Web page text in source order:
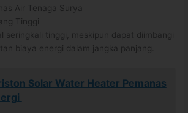
Air Tenaga Surya
Tinggi
seringkali tinggi, meskipun dapat diimbangi
biaya energi dalam jangka panjang.
Solar Water Heater Pemanas